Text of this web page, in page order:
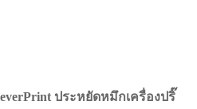
ประหยัดหมึกเครื่องปริ๊